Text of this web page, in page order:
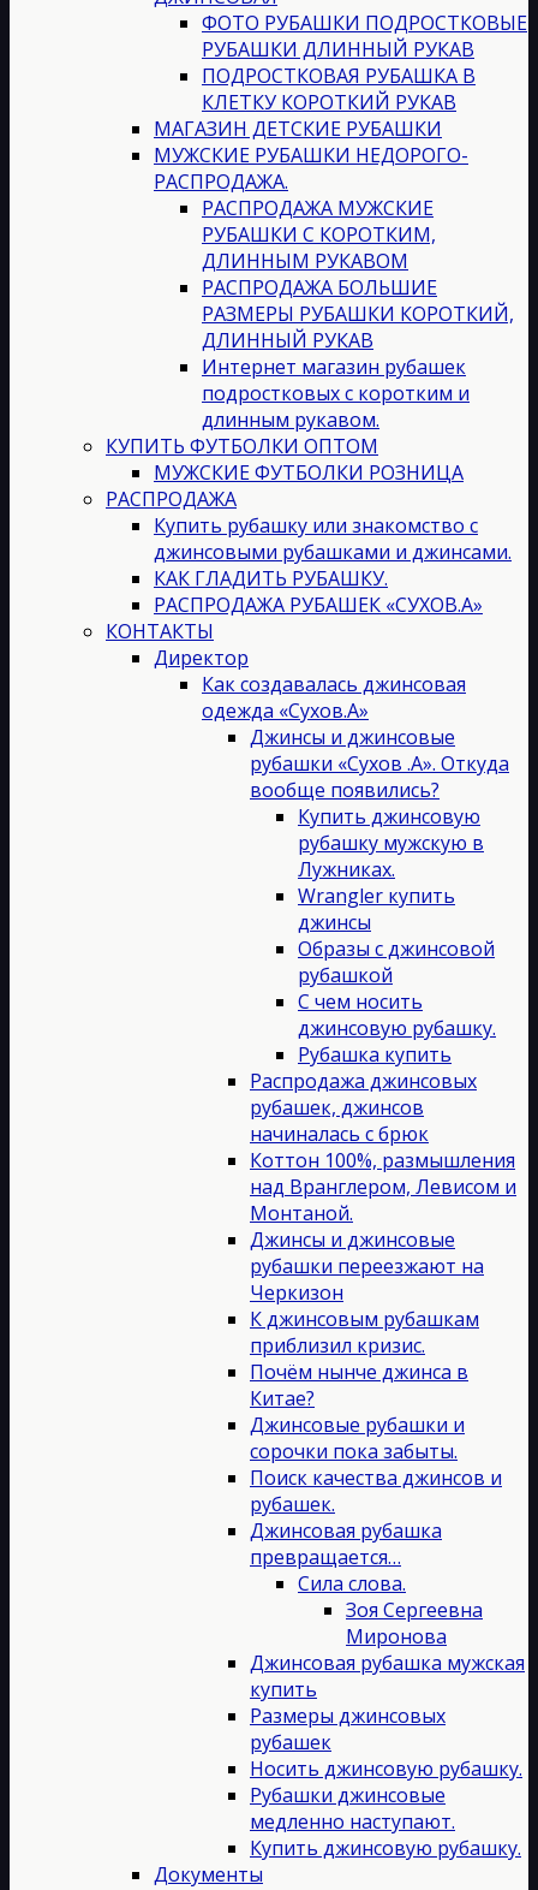
ФОТО РУБАШКИ ПОДРОСТКОВЫЕ
РУБАШКИ ДЛИННЫЙ РУКАВ
ПОДРОСТКОВАЯ РУБАШКА В
КЛЕТКУ КОРОТКИЙ РУКАВ
МАГАЗИН ДЕТСКИЕ РУБАШКИ
МУЖСКИЕ РУБАШКИ НЕДОРОГО-
РАСПРОДАЖА.
РАСПРОДАЖА МУЖСКИЕ
РУБАШКИ С КОРОТКИМ,
ДЛИННЫМ РУКАВОМ
РАСПРОДАЖА БОЛЬШИЕ
РАЗМЕРЫ РУБАШКИ КОРОТКИЙ,
ДЛИННЫЙ РУКАВ
Интернет магазин рубашек
подростковых с коротким и
длинным рукавом.
КУПИТЬ ФУТБОЛКИ ОПТОМ
МУЖСКИЕ ФУТБОЛКИ РОЗНИЦА
РАСПРОДАЖА
Купить рубашку или знакомство с
джинсовыми рубашками и джинсами.
КАК ГЛАДИТЬ РУБАШКУ.
РАСПРОДАЖА РУБАШЕК «СУХОВ.А»
КОНТАКТЫ
Директор
Как создавалась джинсовая
одежда «Сухов.А»
Джинсы и джинсовые
рубашки «Сухов .А». Откуда
вообще появились?
Купить джинсовую
рубашку мужскую в
Лужниках.
Wrangler купить
джинсы
Образы с джинсовой
рубашкой
С чем носить
джинсовую рубашку.
Рубашка купить
Распродажа джинсовых
рубашек, джинсов
начиналась с брюк
Коттон 100%, размышления
над Вранглером, Левисом и
Монтаной.
Джинсы и джинсовые
рубашки переезжают на
Черкизон
К джинсовым рубашкам
приблизил кризис.
Почём нынче джинса в
Китае?
Джинсовые рубашки и
сорочки пока забыты.
Поиск качества джинсов и
рубашек.
Джинсовая рубашка
превращается…
Сила слова.
Зоя Сергеевна
Миронова
Джинсовая рубашка мужская
купить
Размеры джинсовых
рубашек
Носить джинсовую рубашку.
Рубашки джинсовые
медленно наступают.
Купить джинсовую рубашку.
Документы